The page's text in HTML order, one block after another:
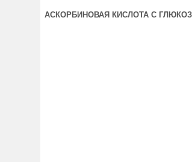
АСКОРБИНОВАЯ КИСЛОТА С